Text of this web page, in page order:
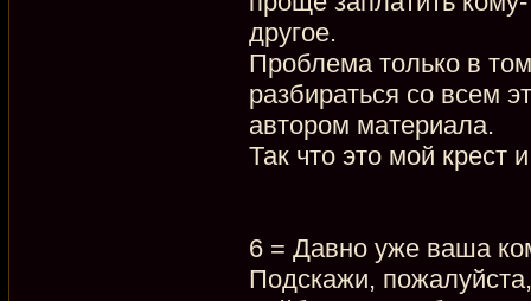
другое.
Проблема только в
разбираться со всем
автором материала.
Так что это мой крест
6 = Давно уже ваша
Подскажи,